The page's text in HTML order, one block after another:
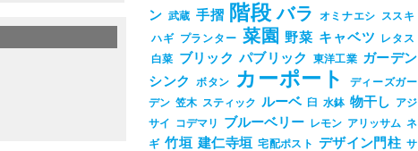
ン 武蔵 手摺 階段 バラ オミナエシ ススキ
ハギ プランター 菜園 野菜 キャベツ
レタス
白菜 ブリック パブリック 東洋工業 ガーデン
シンク
ボタン カーポート
ディーズガー
デン 笠木 スティック ルーベ 臼 水鉢 物干し アジ
サイ コデマリ ブルーベリー レモン アリッサム ネ
ギ 竹垣 建仁寺垣 宅配ポスト デザイン門柱 サ